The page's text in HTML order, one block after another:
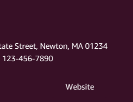
Street, Newton, MA 01234
123-456-7890
Website